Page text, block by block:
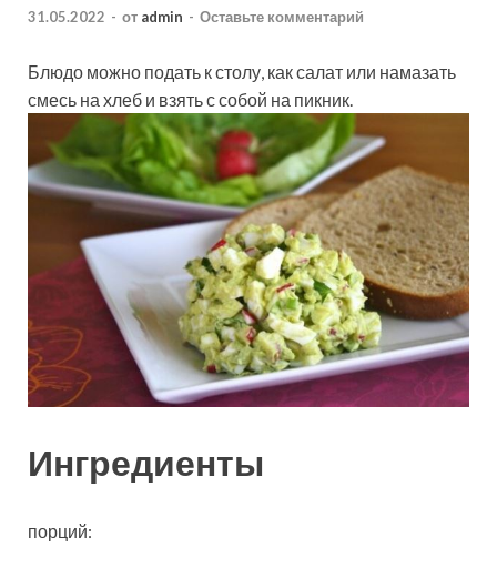
31.05.2022 - от admin - Оставьте комментарий
Блюдо можно подать к столу, как салат или намазать
смесь на хлеб и взять с собой на пикник.
Ингредиенты
порций: